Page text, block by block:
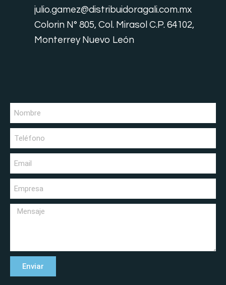
julio.gamez@distribuidoragali.com.mx
Colorin N° 805, Col. Mirasol C.P. 64102,
Monterrey Nuevo León
Enviar